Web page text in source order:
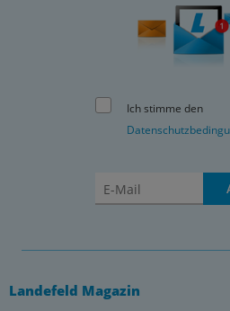
Ich stimme den
Landefeld Magazin